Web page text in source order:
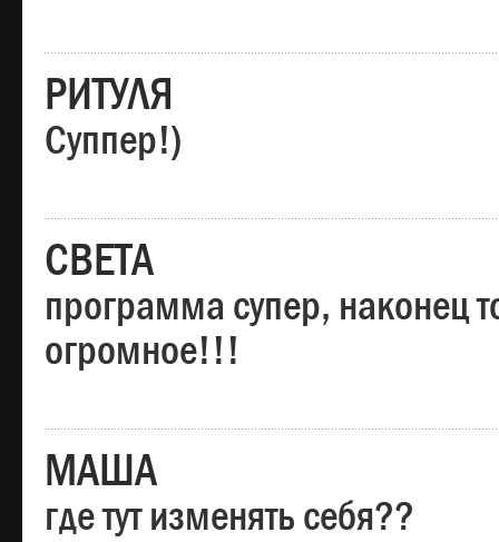
РИТУЛЯ
Суппер!)
СВЕТА
программа супер, наконец
огромное!!!
МАША
где тут изменять себя??